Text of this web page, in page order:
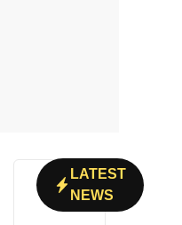
LATEST
NEWS